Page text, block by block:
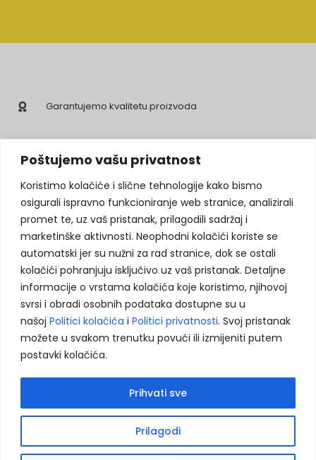
Koristimo kolačiće kako bismo poboljšali vaše
korisničko iskustvo, analizirali saobraćaj i
prikazali prilagođeni sadržaj. Više informacija
možete pronaći u našojPolitici privatnostii
Politici kolačića .
Odbij neophodne
Postavke
Poštujemo vašu privatnost
Koristimo kolačiće i slične tehnologije kako bismo
osigurali ispravno funkcioniranje web stranice, analizirali
promet te, uz vaš pristanak, prilagodili sadržaj i
marketinške aktivnosti. Neophodni kolačići koriste se
automatski jer su nužni za rad stranice, dok se ostali
kolačići pohranjuju isključivo uz vaš pristanak. Detaljne
informacije o vrstama kolačića koje koristimo, njihovoj
svrsi i obradi osobnih podataka dostupne su u
našoj Politici kolačića i Politici privatnosti. Svoj pristanak
možete u svakom trenutku povući ili izmijeniti putem
postavki kolačića.
Prilagodi
Prihvati sve
Garantujemo kvalitetu proizvoda
Dostupnost i podrška 24/7
Jednostavna narudžba
Vaš partner za promotivne i reklamne materijale
Vaš partner zareklamni materijaliipromo
materijaliu Sarajevu i cijeloj BiH. Murix d.o.o. nudi
kompletna rješenja – od kreativnog dizajna i štampe
do brze isporuke. Našipromotivni proizvodii
Kontaktirajte nas
Open